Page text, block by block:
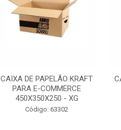
CAIXA DE PAPELÃO KRAFT
PARA E-COMMERCE
450X350X250 - XG
Código: 63302